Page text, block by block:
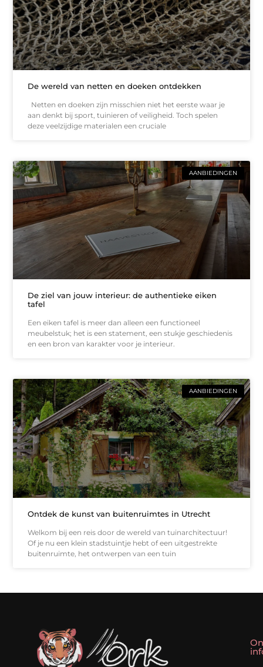
De wereld van netten en doeken ontdekken
Netten en doeken zijn misschien niet het eerste waar je
aan denkt bij sport, tuinieren of veiligheid. Toch spelen
deze veelzijdige materialen een cruciale
AANBIEDINGEN
De ziel van jouw interieur: de authentieke eiken
tafel
Een eiken tafel is meer dan alleen een functioneel
meubelstuk; het is een statement, een stukje geschiedenis
en een bron van karakter voor je interieur.
AANBIEDINGEN
Ontdek de kunst van buitenruimtes in Utrecht
Welkom bij een reis door de wereld van tuinarchitectuur!
Of je nu een klein stadstuintje hebt of een uitgestrekte
buitenruimte, het ontwerpen van een tuin